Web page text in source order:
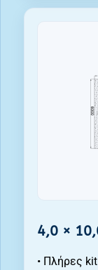
4,0 ×
• Πλήρες